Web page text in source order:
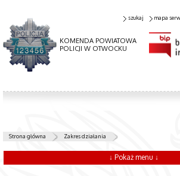
KOMENDA POWIATOWA
POLICJI W OTWOCKU
szukaj mapa
Strona główna Zakres działania
↓ Pokaż menu ↓